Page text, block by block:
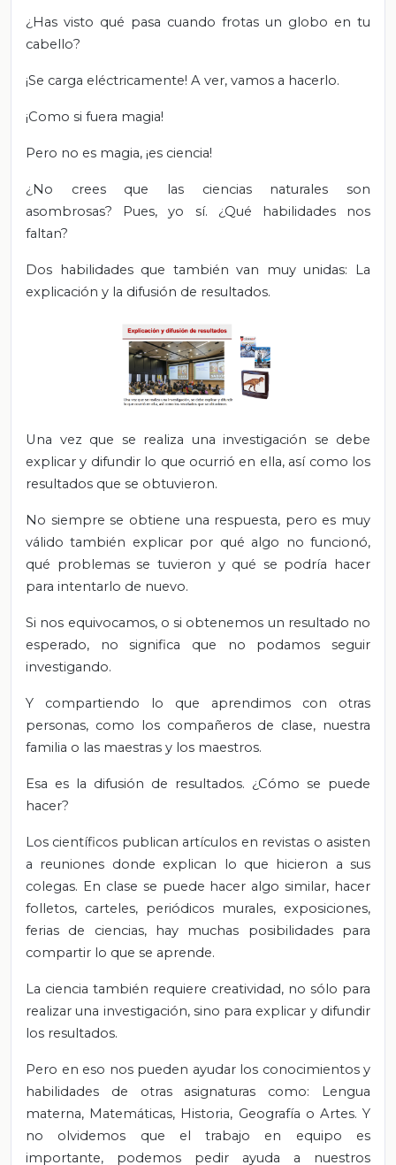
¿Has visto qué pasa cuando frotas un globo en tu
cabello?
¡Se carga eléctricamente! A ver, vamos a hacerlo.
¡Como si fuera magia!
Pero no es magia, ¡es ciencia!
¿No crees que las ciencias naturales son
asombrosas? Pues, yo sí. ¿Qué habilidades nos
faltan?
Dos habilidades que también van muy unidas: La
explicación y la difusión de resultados.
Una vez que se realiza una investigación se debe
explicar y difundir lo que ocurrió en ella, así como los
resultados que se obtuvieron.
No siempre se obtiene una respuesta, pero es muy
válido también explicar por qué algo no funcionó,
qué problemas se tuvieron y qué se podría hacer
para intentarlo de nuevo.
Si nos equivocamos, o si obtenemos un resultado no
esperado, no significa que no podamos seguir
investigando.
Y compartiendo lo que aprendimos con otras
personas, como los compañeros de clase, nuestra
familia o las maestras y los maestros.
Esa es la difusión de resultados. ¿Cómo se puede
hacer?
Los científicos publican artículos en revistas o asisten
a reuniones donde explican lo que hicieron a sus
colegas. En clase se puede hacer algo similar, hacer
folletos, carteles, periódicos murales, exposiciones,
ferias de ciencias, hay muchas posibilidades para
compartir lo que se aprende.
La ciencia también requiere creatividad, no sólo para
realizar una investigación, sino para explicar y difundir
los resultados.
Pero en eso nos pueden ayudar los conocimientos y
habilidades de otras asignaturas como: Lengua
materna, Matemáticas, Historia, Geografía o Artes. Y
no olvidemos que el trabajo en equipo es
importante, podemos pedir ayuda a nuestros